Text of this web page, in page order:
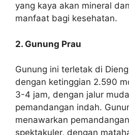
yang kaya akan mineral
manfaat bagi kesehatan.
2. Gunung Prau
Gunung ini terletak di
dengan ketinggian 2.590
3-4 jam, dengan jalur
pemandangan indah.
menawarkan
spektakuler, dengan